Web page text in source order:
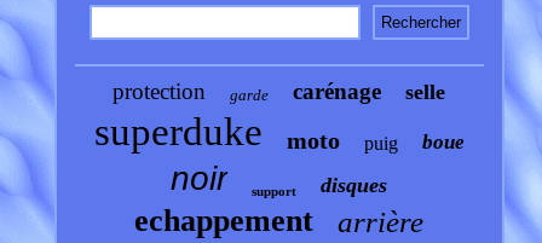
protection garde carénage selle
superduke moto puig boue
noir support disques
echappement arrière